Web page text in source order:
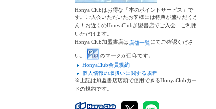
Honya Clubはお得な「本のポイントサービス」で
す。ご入会いただいたお客様には特典が盛りだくさ
ん！お近くのHonyaClub加盟書店でご入会、ご利用
いただけます。
Honya Club加盟書店は店舗一覧にてご確認くださ
い。
のマークが目印です。
HonyaClub会員規約
個人情報の取扱いに関する規程
※上記は加盟書店店頭で使用できるHonyaClubカー
ドの規約です。